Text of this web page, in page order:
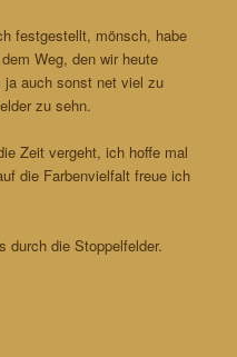
festgestellt, mönsch, habe
Weg, den wir heute
ja auch sonst net viel zu
zu sehn.
Zeit vergeht, ich hoffe mal
die Farbenvielfalt freue ich
durch die Stoppelfelder.